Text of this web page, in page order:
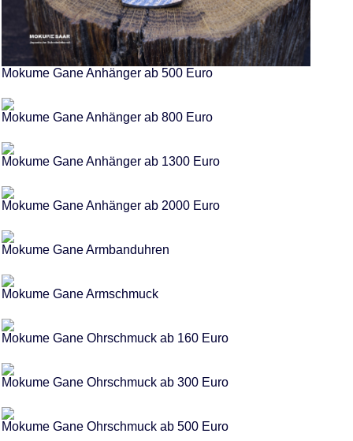
Mokume Gane Anhänger ab 500 Euro
Mokume Gane Anhänger ab 800 Euro
Mokume Gane Anhänger ab 1300 Euro
Mokume Gane Anhänger ab 2000 Euro
Mokume Gane Armbanduhren
Mokume Gane Armschmuck
Mokume Gane Ohrschmuck ab 160 Euro
Mokume Gane Ohrschmuck ab 300 Euro
Mokume Gane Ohrschmuck ab 500 Euro